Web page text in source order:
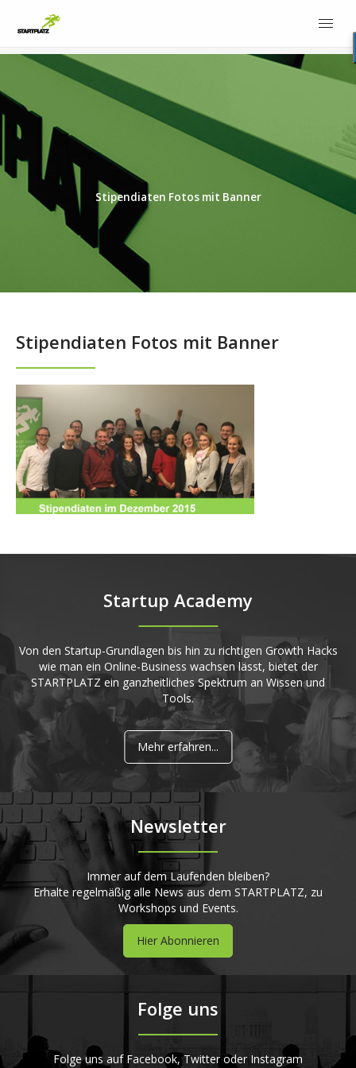
Stipendiaten Fotos mit Banner
Stipendiaten Fotos mit Banner
Startup Academy
Von den Startup-Grundlagen bis hin zu richtigen Growth Hacks
wie man ein Online-Business wachsen lässt, bietet der
STARTPLATZ ein ganzheitliches Spektrum an Wissen und
Tools.
Mehr erfahren...
Newsletter
Immer auf dem Laufenden bleiben?
Erhalte regelmäßig alle News aus dem STARTPLATZ, zu
Workshops und Events.
Hier Abonnieren
Folge uns
Folge uns auf Facebook, Twitter oder Instagram